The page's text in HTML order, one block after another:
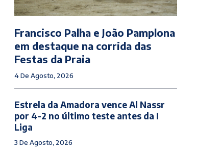
Francisco Palha e João Pamplona
em destaque na corrida das
Festas da Praia
4 De Agosto, 2026
Estrela da Amadora vence Al Nassr
por 4-2 no último teste antes da I
Liga
3 De Agosto, 2026